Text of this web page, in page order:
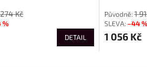
Kč
%
DETAIL
1
–44
1 056 Kč